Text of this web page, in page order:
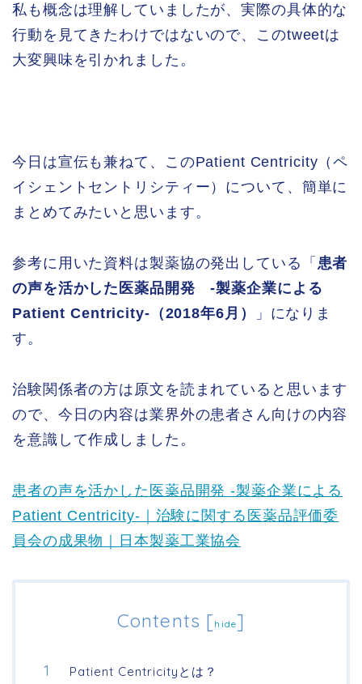
私も概念は理解していましたが、実際の具体的な
行動を見てきたわけではないので、このtweetは
大変興味を引かれました。
今日は宣伝も兼ねて、このPatient Centricity（ペ
イシェントセントリシティー）について、簡単に
まとめてみたいと思います。
参考に用いた資料は製薬協の発出している「 患者
の声を活かした医薬品開発 -製薬企業による
Patient Centricity-（2018年6月）
」になりま
す。
治験関係者の方は原文を読まれていると思います
ので、今日の内容は業界外の患者さん向けの内容
を意識して作成しました。
患者の声を活かした医薬品開発 -製薬企業による
Patient Centricity-｜治験に関する医薬品評価委
員会の成果物｜日本製薬工業協会
Contents [hide]
Patient Centricityとは？